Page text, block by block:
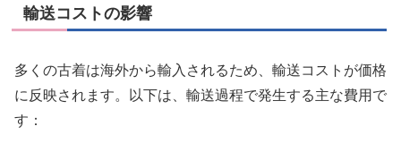
輸送コストの影響
多くの古着は海外から輸入されるため、輸送コストが価格
に反映されます。以下は、輸送過程で発生する主な費用で
す：